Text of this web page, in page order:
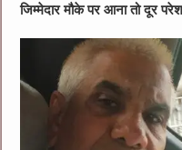
जिम्मेदार मौके पर आना तो दूर